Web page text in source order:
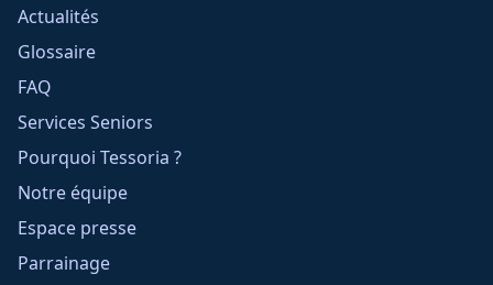
Actualités
Glossaire
FAQ
Services Seniors
Pourquoi Tessoria ?
Notre équipe
Espace presse
Parrainage